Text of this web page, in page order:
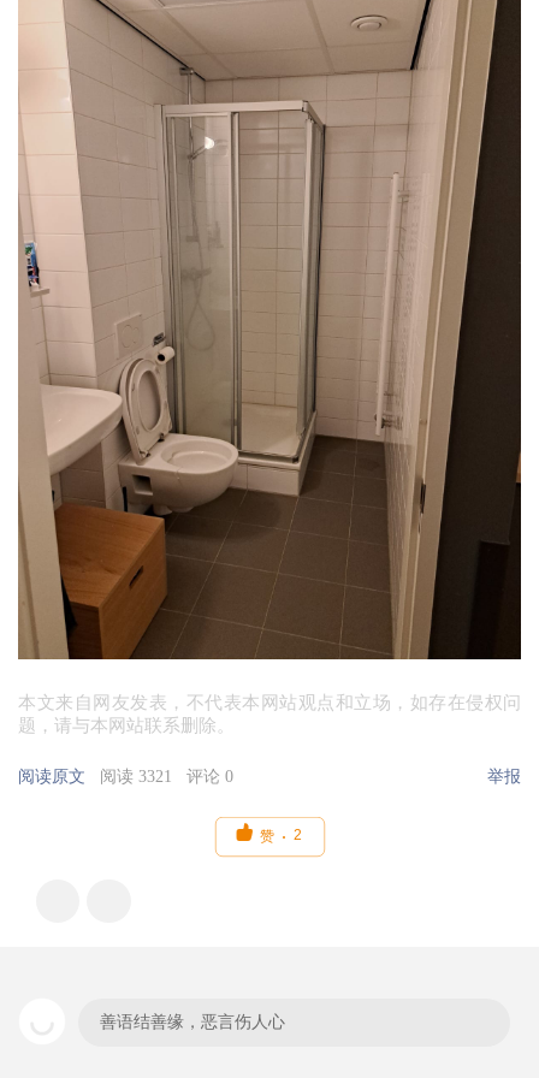
本文来自网友发表，不代表本网站观点和立场，如存在侵权问
题，请与本网站联系删除。
阅读原文 阅读 3321 评论 0 举报
 赞 2
善语结善缘，恶言伤人心